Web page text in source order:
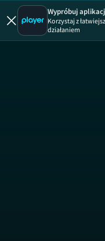
Wypróbuj
Korzystaj z
działaniem